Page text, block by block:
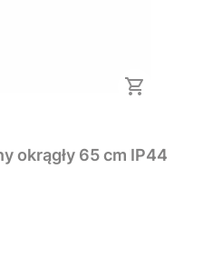
Lampa ogrodowa słupek stojący srebrny okrągły 65 cm IP44